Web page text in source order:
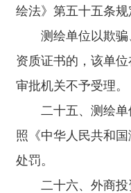
绘法》第五十五条规
测绘单位以欺骗
资质证书的，该单
审批机关不予受理。
二十五、测绘单
照《中华人民共和
处罚。
二十六、外商投